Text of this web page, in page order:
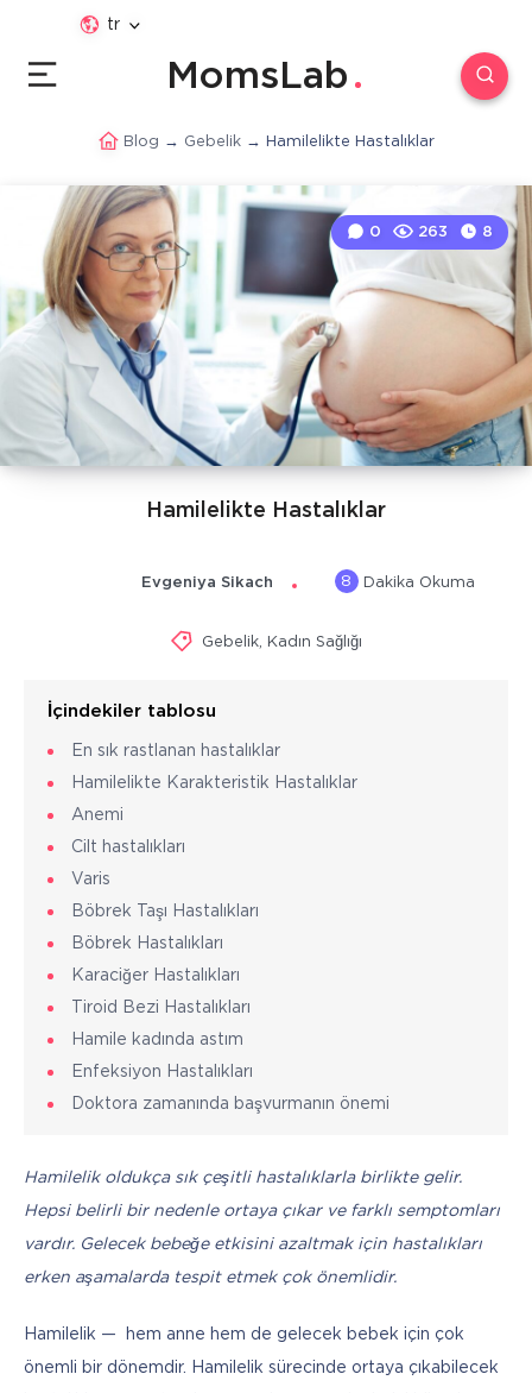
tr
MomsLab
Blog → Gebelik→ Hamilelikte Hastalıklar
Hamilelikte Hastalıklar
0 263 8
Evgeniya Sikach 8 Dakika Okuma
Gebelik Kadın Sağlığı
İçindekiler tablosu
En sık rastlanan hastalıklar
Hamilelikte Karakteristik Hastalıklar
Anemi
Cilt hastalıkları
Varis
Böbrek Taşı Hastalıkları
Böbrek Hastalıkları
Karaciğer Hastalıkları
Tiroid Bezi Hastalıkları
Hamile kadında astım
Enfeksiyon Hastalıkları
Doktora zamanında başvurmanın önemi
Hamilelik oldukça sık çeşitli hastalıklarla birlikte gelir.
Hepsi belirli bir nedenle ortaya çıkar ve farklı semptomları
vardır. Gelecek bebeğe etkisini azaltmak için hastalıkları
erken aşamalarda tespit etmek çok önemlidir.
Hamilelik —  hem anne hem de gelecek bebek için çok
önemli bir dönemdir. Hamilelik sürecinde ortaya çıkabilecek